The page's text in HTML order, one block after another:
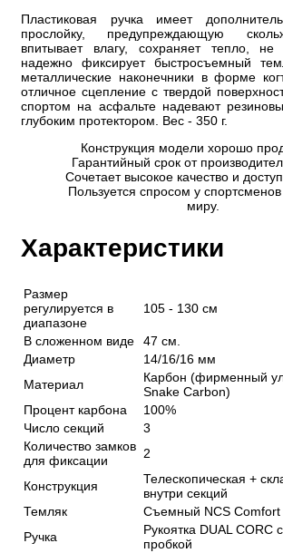
Пластиковая ручка имеет
прослойку, предупреждающую
впитывает влагу, сохраняет тепло, не
надежно фиксирует быстросъемный
металлические наконечники в форме
отличное сцепление с твердой
спортом на асфальте надевают
глубоким протектором. Вес - 350 г.
Конструкция модели хорошо
Гарантийный срок от
Сочетает высокое качество и
Пользуется спросом у
миру.
Характеристики
Размер
регулируется в
диапазоне
105 - 130 см
В сложенном виде
47 см.
Диаметр
14/16/16 мм
Материал
Карбон (фирменный
Snake Carbon)
Процент карбона
100%
Число секций
3
Количество замков
для фиксации
2
Конструкция
Телескопическая +
внутри секций
Темляк
Съемный NCS Comfort
Ручка
Рукоятка DUAL CORC
пробкой